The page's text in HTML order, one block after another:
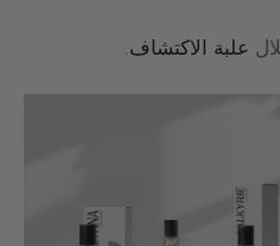
علبة الاكتشاف.